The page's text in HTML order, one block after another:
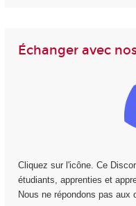
Échanger avec
Cliquez sur l'icône. Ce
étudiants, apprenties et
Nous ne répondons pas aux